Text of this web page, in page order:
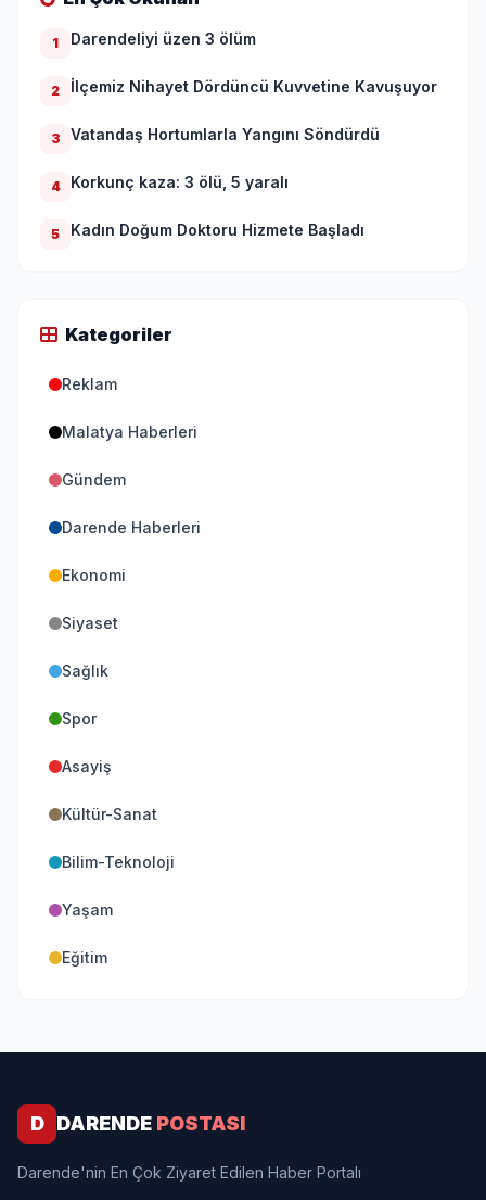
1 Darendeliyi üzen 3 ölüm
2 İlçemiz Nihayet Dördüncü Kuvvetine Kavuşuyor
3 Vatandaş Hortumlarla Yangını Söndürdü
4 Korkunç kaza: 3 ölü, 5 yaralı
5 Kadın Doğum Doktoru Hizmete Başladı
Kategoriler
Reklam
Malatya Haberleri
Gündem
Darende Haberleri
Ekonomi
Siyaset
Sağlık
Spor
Asayiş
Kültür-Sanat
Bilim-Teknoloji
Yaşam
Eğitim
D DARENDE POSTASI
Darende'nin En Çok Ziyaret Edilen Haber Portalı